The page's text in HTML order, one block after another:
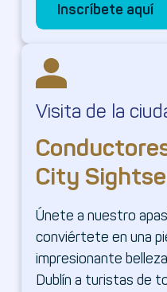
Inscríbete aquí
Inscríbete aquí
Visita de la
City
Únete a nuestro
conviértete en una
impresionante
Dublín a turistas de